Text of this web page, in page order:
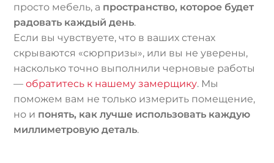
просто мебель, а пространство, которое будет
радовать каждый день.
Если вы чувствуете, что в ваших стенах
скрываются «сюрпризы», или вы не уверены,
насколько точно выполнили черновые работы
—обратитесь к нашему замерщику. Мы
поможем вам не только измерить помещение,
но и понять, как лучше использовать каждую
миллиметровую деталь.